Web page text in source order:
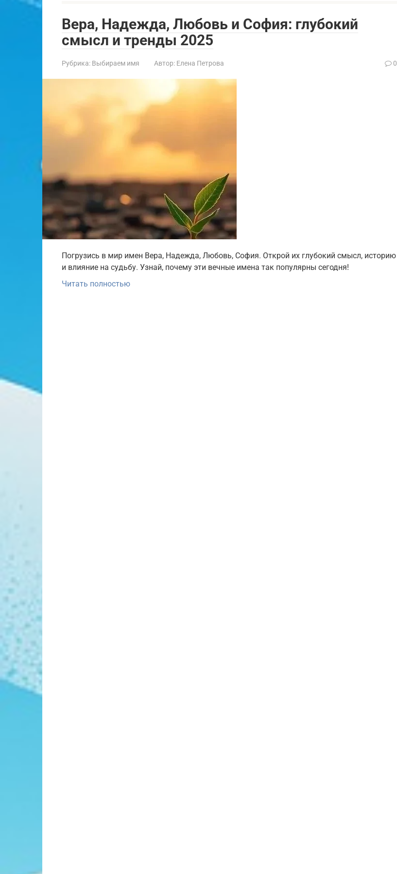
Вера, Надежда, Любовь и София: глубокий
смысл и тренды 2025
Рубрика: Выбираем имя Автор: Елена Петрова 0
Погрузись в мир имен Вера, Надежда, Любовь, София. Открой их глубокий смысл, историю
и влияние на судьбу. Узнай, почему эти вечные имена так популярны сегодня!
Читать полностью